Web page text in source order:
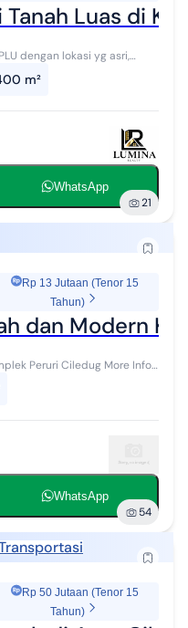
Luas di
dengan lokasi yg asri,
m²
WhatsApp
21
Rp 13 Jutaan (Tenor 15
Tahun)
dan Modern
Peruri Ciledug More Info
OOO. 26O6 LT : 191
WhatsApp
54
Rp 50 Jutaan (Tenor 15
Tahun)